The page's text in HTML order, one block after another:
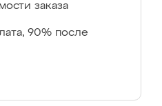
заказа
90% после